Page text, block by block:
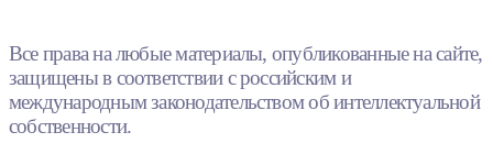
Все права на любые материалы, опубликованные на сайте,
защищены в соответствии с российским и
международным законодательством об интеллектуальной
собственности.